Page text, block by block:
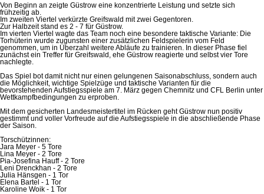
Von Beginn an zeigte Güstrow eine konzentrierte Leistung und setzte sich
frühzeitig ab.
Im zweiten Viertel verkürzte Greifswald mit zwei Gegentoren.
Zur Halbzeit stand es 2 - 7 für Güstrow.
Im vierten Viertel wagte das Team noch eine besondere taktische Variante: Die
Torhüterin wurde zugunsten einer zusätzlichen Feldspielerin vom Feld
genommen, um in Überzahl weitere Abläufe zu trainieren. In dieser Phase fiel
zunächst ein Treffer für Greifswald, ehe Güstrow reagierte und selbst vier Tore
nachlegte.
Das Spiel bot damit nicht nur einen gelungenen Saisonabschluss, sondern auch
die Möglichkeit, wichtige Spielzüge und taktische Varianten für die
bevorstehenden Aufstiegsspiele am 7. März gegen Chemnitz und CFL Berlin unter
Wettkampfbedingungen zu erproben.
Mit dem gesicherten Landesmeistertitel im Rücken geht Güstrow nun positiv
gestimmt und voller Vorfreude auf die Aufstiegsspiele in die abschließende Phase
der Saison.
Torschützinnen:
Jara Meyer - 5 Tore
Lina Meyer - 2 Tore
Pia-Josefina Hauff - 2 Tore
Leni Drenckhan - 2 Tore
Julia Hänsgen - 1 Tor
Elena Bartel - 1 Tor
Karoline Woik - 1 Tor